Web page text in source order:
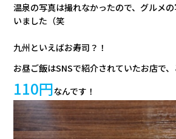
温泉の写真は撮れなかったので、グルメ
いました（笑
九州といえばお寿司？！
お昼ご飯はSNSで紹介されていたお店で
110円なんです！